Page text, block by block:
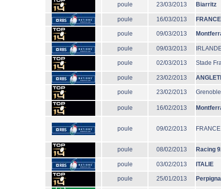
poule 23/03/2013 Biarritz
poule 16/03/2013 FRANCE
poule 09/03/2013
poule 09/03/2013
poule 02/03/2013 Stade
poule 23/02/2013
poule 23/02/2013 Grenoble
poule 16/02/2013
poule 09/02/2013 FRANCE
poule 08/02/2013 Racing
poule 03/02/2013 ITALIE
poule 25/01/2013